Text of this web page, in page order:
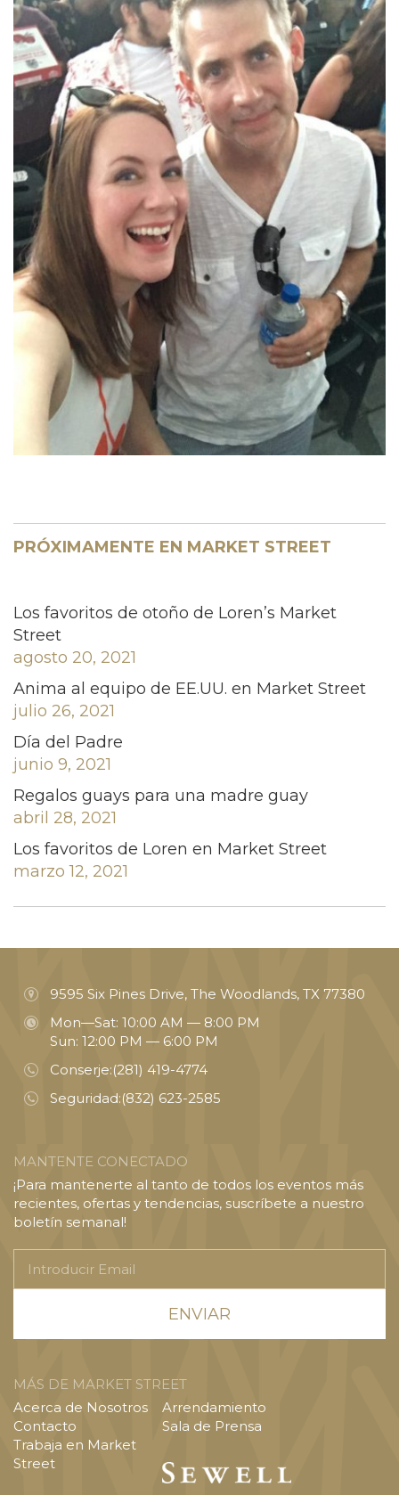
PRÓXIMAMENTE EN MARKET STREET
Los favoritos de otoño de Loren’s Market
Street
agosto 20, 2021
Anima al equipo de EE.UU. en Market Street
julio 26, 2021
Día del Padre
junio 9, 2021
Regalos guays para una madre guay
abril 28, 2021
Los favoritos de Loren en Market Street
marzo 12, 2021
9595 Six Pines Drive, The Woodlands, TX 77380
Mon—Sat: 10:00 AM — 8:00 PM
Sun: 12:00 PM — 6:00 PM
Conserje:(281) 419-4774
Seguridad:(832) 623-2585
MANTENTE CONECTADO
¡Para mantenerte al tanto de todos los eventos más
recientes, ofertas y tendencias, suscríbete a nuestro
boletín semanal!
Email
MÁS DE MARKET STREET
Acerca de Nosotros
Contacto
Trabaja en Market
Street
Arrendamiento
Sala de Prensa